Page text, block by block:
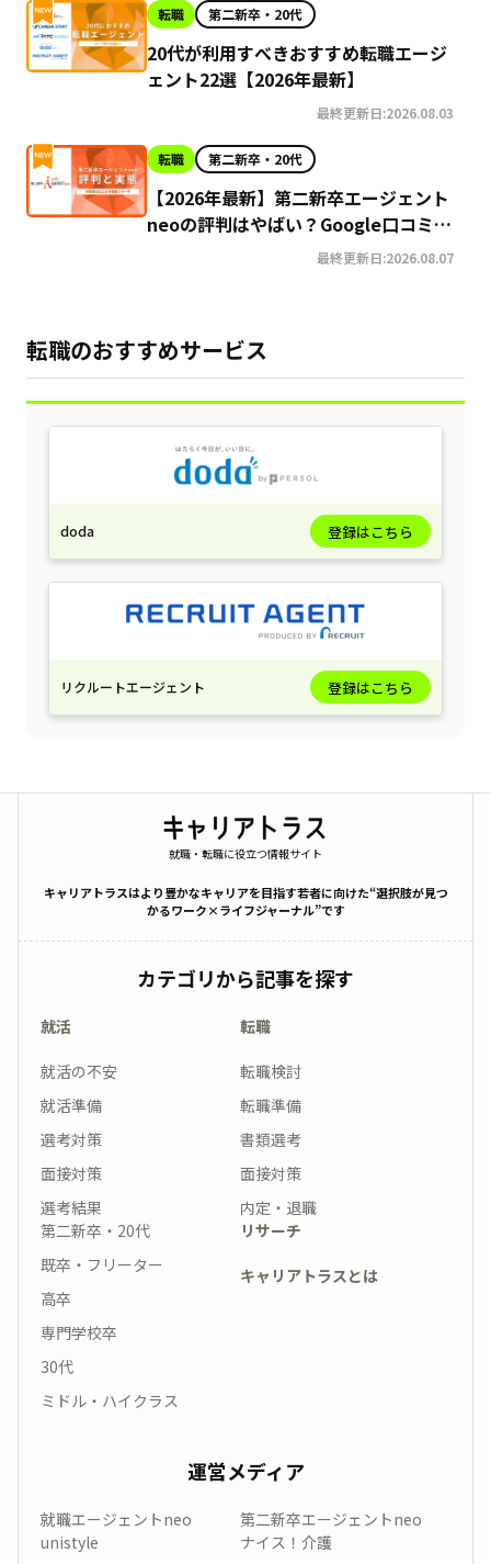
転職 第二新卒・20代
20代が利用すべきおすすめ転職エージ
ェント22選【2026年最新】
最終更新日:2026.08.03
転職 第二新卒・20代
【2026年最新】第二新卒エージェント
neoの評判はやばい？Google口コミ高
評価の真実と利用の注意点を徹底解説
最終更新日:2026.08.07
転職のおすすめサービス
doda 登録はこちら
リクルートエージェント 登録はこちら
就職・転職に役立つ情報サイト
キャリアトラスはより豊かなキャリアを目指す若者に向けた“選択肢が見つ
かるワーク×ライフジャーナル”です
カテゴリから記事を探す
就活
就活の不安
就活準備
選考対策
面接対策
選考結果
転職
転職検討
転職準備
書類選考
面接対策
内定・退職
第二新卒・20代
既卒・フリーター
高卒
専門学校卒
30代
ミドル・ハイクラス
リサーチ
キャリアトラスとは
運営メディア
就職エージェントneo
第二新卒エージェントneo
unistyle
ナイス！介護